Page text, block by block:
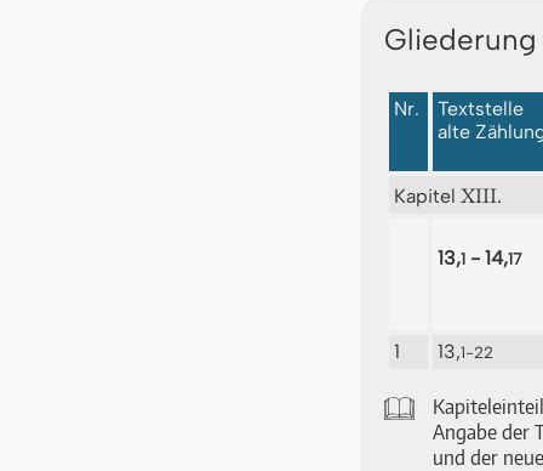
Nr.
Textstelle
alte
Kapitel XIII.
13,1- 14,17
1 13,1-22
🕮
An­ga­be der
und der